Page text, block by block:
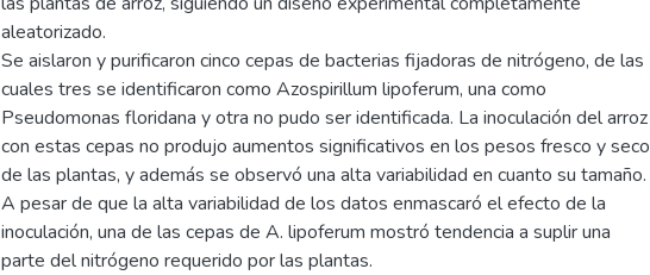
aleatorizado.
Se aislaron y purificaron cinco cepas de bacterias fijadoras de nitrógeno, de las
cuales tres se identificaron como Azospirillum lipoferum, una como
Pseudomonas floridana y otra no pudo ser identificada. La inoculación del arroz
con estas cepas no produjo aumentos significativos en los pesos fresco y seco
de las plantas, y además se observó una alta variabilidad en cuanto su tamaño.
A pesar de que la alta variabilidad de los datos enmascaró el efecto de la
inoculación, una de las cepas de A. lipoferum mostró tendencia a suplir una
parte del nitrógeno requerido por las plantas.